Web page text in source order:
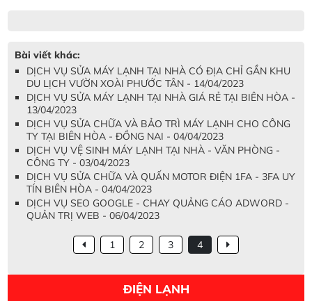
Bài viết khác:
DỊCH VỤ SỬA MÁY LẠNH TẠI NHÀ CÓ ĐỊA CHỈ GẦN KHU
DU LỊCH VƯỜN XOÀI PHƯỚC TÂN - 14/04/2023
DỊCH VỤ SỬA MÁY LẠNH TẠI NHÀ GIÁ RẺ TẠI BIÊN HÒA -
13/04/2023
DỊCH VỤ SỬA CHỮA VÀ BẢO TRÌ MÁY LẠNH CHO CÔNG
TY TẠI BIÊN HÒA - ĐỒNG NAI - 04/04/2023
DỊCH VỤ VỆ SINH MÁY LẠNH TẠI NHÀ - VĂN PHÒNG -
CÔNG TY - 03/04/2023
DỊCH VỤ SỬA CHỮA VÀ QUẤN MOTOR ĐIỆN 1FA - 3FA UY
TÍN BIÊN HÒA - 04/04/2023
DỊCH VỤ SEO GOOGLE - CHAY QUẢNG CÁO ADWORD -
QUẢN TRỊ WEB - 06/04/2023
1 2 3 4
ĐIỆN LẠNH